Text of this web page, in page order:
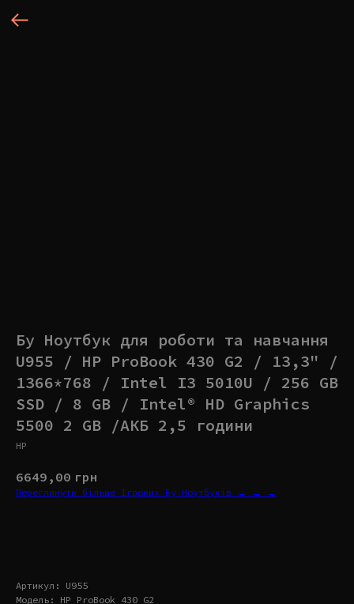
Бу Ноутбук для роботи та навчання
U955 / HP ProBook 430 G2 / 13,3" /
1366*768 / Intel I3 5010U / 256 GB
SSD / 8 GB / Intel® HD Graphics
5500 2 GB /АКБ 2,5 години
HP
6649,00 грн
Переглянути більше Ігрових Бу Ноутбуків → → →
Артикул: U955
Модель: HP ProBook 430 G2